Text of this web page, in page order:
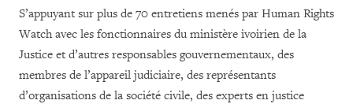
S’appuyant sur plus de 70 entretiens menés par Human Rights
Watch avec les fonctionnaires du ministère ivoirien de la
Justice et d’autres responsables gouvernementaux, des
membres de l’appareil judiciaire, des représentants
d’organisations de la société civile, des experts en justice